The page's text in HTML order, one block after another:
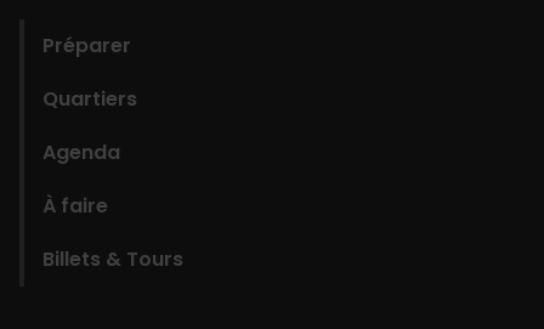
Préparer
Quartiers
Agenda
À faire
Billets & Tours